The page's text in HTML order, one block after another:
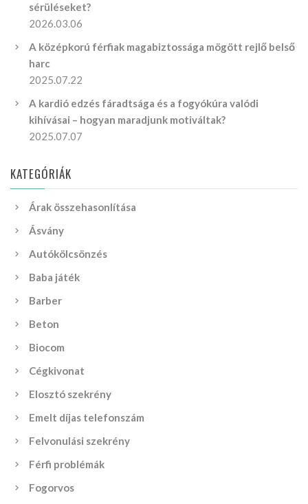
sérüléseket?
2026.03.06
A középkorú férfiak magabiztossága mögött rejlő belső
harc
2025.07.22
A kardió edzés fáradtsága és a fogyókúra valódi
kihívásai – hogyan maradjunk motiváltak?
2025.07.07
KATEGÓRIÁK
Árak összehasonlítása
Ásvány
Autókölcsönzés
Baba játék
Barber
Beton
Biocom
Cégkivonat
Elosztó szekrény
Emelt díjas telefonszám
Felvonulási szekrény
Férfi problémák
Fogorvos